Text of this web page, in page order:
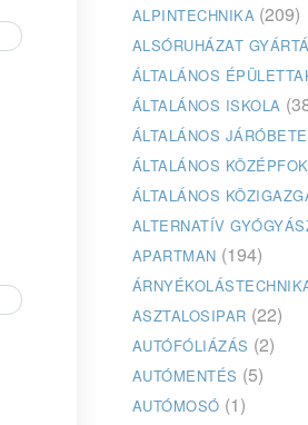
ALPINTECHNIKA (209)
ALSÓRUHÁZAT
ÁLTALÁNOS
ÁLTALÁNOS ISKOLA
ÁLTALÁNOS
ÁLTALÁNOS
ÁLTALÁNOS
ALTERNATÍV
APARTMAN (194)
ASZTALOSIPAR (22)
AUTÓFÓLIÁZÁS (2)
AUTÓMENTÉS (5)
AUTÓMOSÓ (1)